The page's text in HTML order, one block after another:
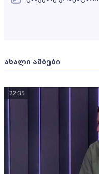
ახალი ამბები
22:35